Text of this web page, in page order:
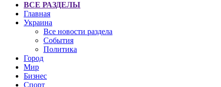
ВСЕ РАЗДЕЛЫ
Главная
Украина
Все новости раздела
События
Политика
Город
Мир
Бизнес
Спорт